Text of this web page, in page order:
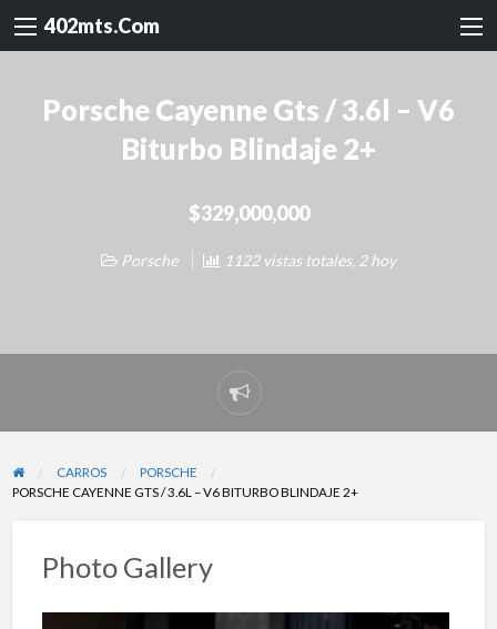
402mts.Com
Porsche Cayenne Gts / 3.6l – V6
Biturbo Blindaje 2+
$329,000,000
Porsche 1122 vistas totales, 2 hoy
Reportar
problema
CARROS
PORSCHE
PORSCHE CAYENNE GTS / 3.6L – V6 BITURBO BLINDAJE 2+
Photo Gallery